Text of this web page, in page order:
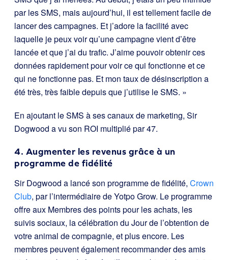
par les SMS, mais aujourd’hui, il est tellement facile de
lancer des campagnes. Et j’adore la facilité avec
laquelle je peux voir qu’une campagne vient d’être
lancée et que j’ai du trafic. J’aime pouvoir obtenir ces
données rapidement pour voir ce qui fonctionne et ce
qui ne fonctionne pas. Et mon taux de désinscription a
été très, très faible depuis que j’utilise le SMS. »
En ajoutant le SMS à ses canaux de marketing, Sir
Dogwood a vu son ROI multiplié par 47.
4. Augmenter les revenus grâce à un
programme de fidélité
Sir Dogwood a lancé son programme de fidélité, Crown
Club, par l’intermédiaire de Yotpo Grow. Le programme
offre aux Membres des points pour les achats, les
suivis sociaux, la célébration du Jour de l’obtention de
votre animal de compagnie, et plus encore. Les
membres peuvent également recommander des amis